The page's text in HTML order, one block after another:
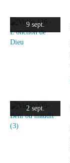
9 sept.
2 sept.